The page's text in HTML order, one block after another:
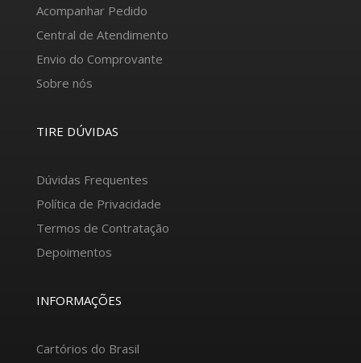
Acompanhar Pedido
Central de Atendimento
Envio do Comprovante
Sobre nós
TIRE DÚVIDAS
Dúvidas Frequentes
Política de Privacidade
Termos de Contratação
Depoimentos
INFORMAÇÕES
Cartórios do Brasil